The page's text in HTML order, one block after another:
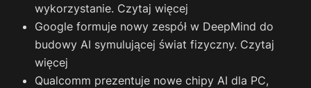
wykorzystanie. Czytaj więcej
Google formuje nowy zespół w DeepMind do
budowy AI symulującej świat fizyczny. Czytaj
więcej
Qualcomm prezentuje nowe chipy AI dla PC,